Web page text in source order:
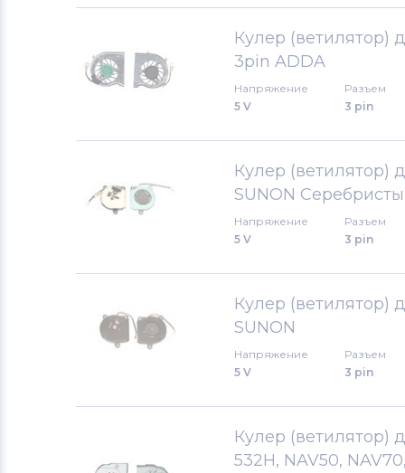
Вентиляторы (кулеры)MSI
Вентиляторы (кулеры)Compaq
Вентиляторы (кулеры) Quanta
Вентиляторы (кулеры)Hasee
Вентиляторы (кулеры) Dell
Вентиляторы (кулеры)IBM
Все бренды
Вентиляторы (кулеры)Apple
Вентиляторы (кулеры)Samsung
Кулер (ветилятор)
3pin ADDA
Напряжение
5 V
Разъем
3 pin
Кулер (ветилятор)
SUNON
Напряжение
5 V
Разъем
3 pin
Кулер (ветилятор)
SUNON
Напряжение
5 V
Разъем
3 pin
Кулер (ветилятор)
532H, NAV50,